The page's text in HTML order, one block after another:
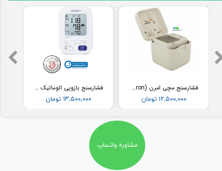
فشارسنج بازویی اتوماتیک با کاف پهن امرن (OMRON) مدل M3
۱۳,۵۰۰,۰۰۰ تومان
فشارسنج مچی امرن (Omron) مدل RS2
۱۲,۵۰۰,۰۰۰ تومان
مشاوره واتساپ